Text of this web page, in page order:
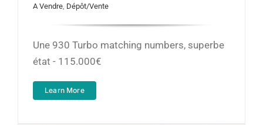
A Vendre Dépôt/Vente
Une 930 Turbo matching numbers, superbe
état - 115.000€
Learn More